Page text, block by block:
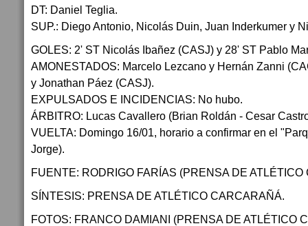
DT: Daniel Teglia.
SUP.: Diego Antonio, Nicolás Duin, Juan Inderkumer y
GOLES: 2' ST Nicolás Ibañez (CASJ) y 28' ST Pablo
AMONESTADOS: Marcelo Lezcano y Hernán Zanni
y Jonathan Páez (CASJ).
EXPULSADOS E INCIDENCIAS: No hubo.
ÁRBITRO: Lucas Cavallero (Brian Roldán - Cesar
VUELTA: Domingo 16/01, horario a confirmar en el
Jorge).
FUENTE: RODRIGO FARÍAS (PRENSA DE
SÍNTESIS: PRENSA DE ATLÉTICO CARCARAÑÁ.
FOTOS: FRANCO DAMIANI (PRENSA DE ATLÉTICO